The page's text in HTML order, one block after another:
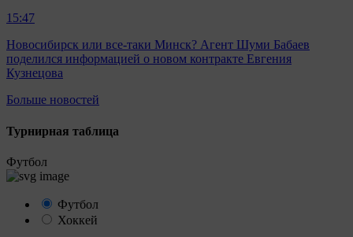
15:47
Новосибирск или все-таки Минск? Агент Шуми Бабаев
поделился информацией о новом контракте Евгения
Кузнецова
Больше новостей
Турнирная таблица
Футбол
Футбол
Хоккей